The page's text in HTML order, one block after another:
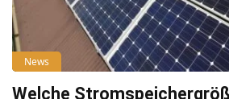
News
Welche